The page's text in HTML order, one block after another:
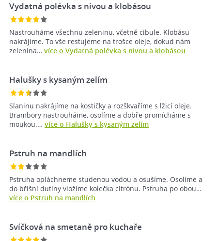
Vydatná polévka s nivou a klobásou
Nastrouháme všechnu zeleninu, včetně cibule. Klobásu
nakrájíme. To vše restujeme na trošce oleje, dokud nám
zelenina… více o Vydatná polévka s nivou a klobásou
Halušky s kysaným zelím
Slaninu nakrájíme na kostičky a rozškvaříme s lžicí oleje.
Brambory nastrouháme, osolíme a dobře promícháme s
moukou.… více o Halušky s kysaným zelím
Pstruh na mandlích
Pstruha opláchneme studenou vodou a osušíme. Osolíme a
do břišní dutiny vložíme kolečka citrónu. Pstruha po obou…
více o Pstruh na mandlích
Svíčková na smetaně pro kuchaře